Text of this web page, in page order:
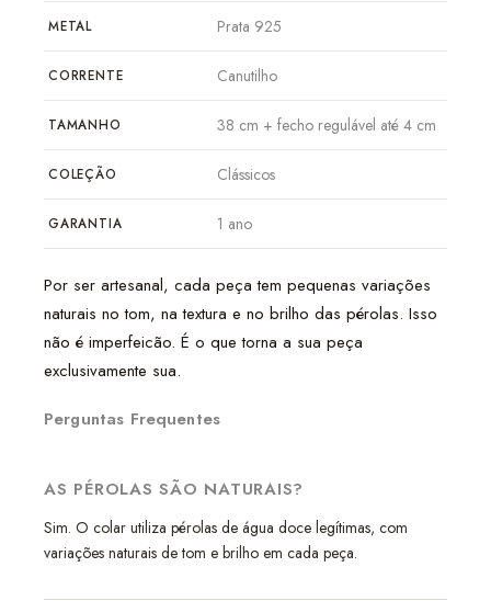
METAL Prata 925
CORRENTE Canutilho
TAMANHO 38 cm + fecho regulável até 4 cm
COLEÇÃO Clássicos
GARANTIA 1 ano
Por ser artesanal, cada peça tem pequenas variações
naturais no tom, na textura e no brilho das pérolas. Isso
não é imperfeicão. É o que torna a sua peça
exclusivamente sua.
Perguntas Frequentes
AS PÉROLAS SÃO NATURAIS?
Sim. O colar utiliza pérolas de água doce legítimas, com
variações naturais de tom e brilho em cada peça.